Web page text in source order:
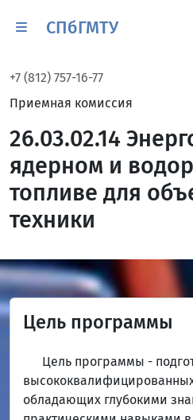
СПбГМТУ
+7 (812) 757-16-77
Приемная комиссия
26.03.02.14
ядерном и
топливе для
техники
Цель программы
Цель программы -
обладающих глубокими